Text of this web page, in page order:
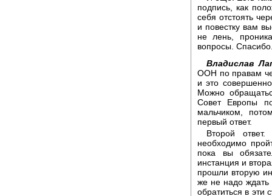
подпись, как
себя отстоять
и повестку вам
не лень,
вопросы.
Владислав
ООН по правам
и это
Можно
Совет Европы
мальчиком,
первый ответ.
Второй
необходимо
пока вы
инстанция и
прошли вторую
же не надо ждать
обратиться в эти